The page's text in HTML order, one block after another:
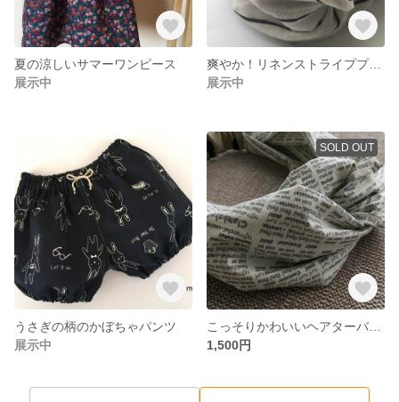
夏の涼しいサマーワンピース
展示中
爽やか！リネンストライププリントのクロスターバン
展示中
うさぎの柄のかぼちゃパンツ
展示中
SOLD OUT
こっそりかわいいヘアターバン(英字プリント)白
1,500円